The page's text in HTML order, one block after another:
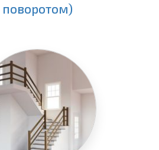
поворотом)